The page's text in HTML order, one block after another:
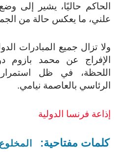
الحاكم حاليًا، يشير إلى
علني، ما يعكس حالة من
ولا تزال جميع المبادرات
الإفراج عن محمد بازوم
اللحظة، في ظل
الرئاسي بالعاصمة نيامي.
إذاعة فرنسا الدولية
كلمات مفتاحية: المخلوع